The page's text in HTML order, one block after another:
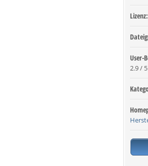
Lizenz:
User-
2.9/ 5